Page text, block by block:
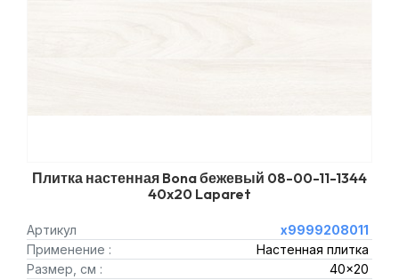
Плитка настенная Bona бежевый 08-00-11-1344
40x20 Laparet
Артикул
х9999208011
Применение :
Настенная плитка
Размер, см :
40x20